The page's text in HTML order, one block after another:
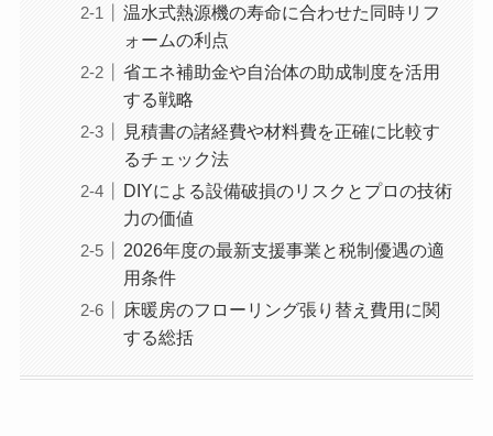
温水式熱源機の寿命に合わせた同時リフ
ォームの利点
省エネ補助金や自治体の助成制度を活用
する戦略
見積書の諸経費や材料費を正確に比較す
るチェック法
DIYによる設備破損のリスクとプロの技術
力の価値
2026年度の最新支援事業と税制優遇の適
用条件
床暖房のフローリング張り替え費用に関
する総括